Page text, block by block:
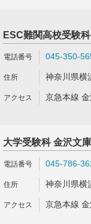
ESC難関高校受験
045-350-
神奈川県横
京急本線
大学受験科 金沢文
045-786-
神奈川県横
京急本線